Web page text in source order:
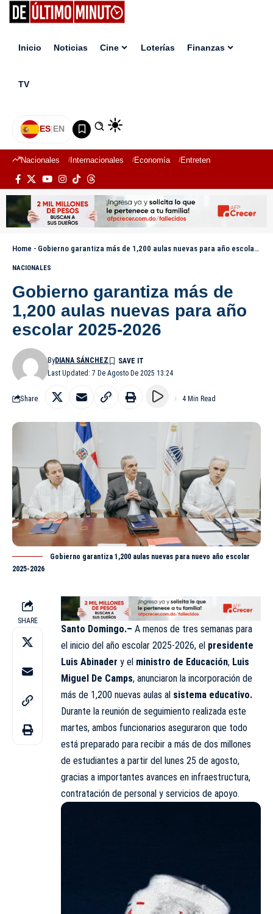
Inicio Noticias Cine Loterías Finanzas
TV
ES|EN
Nacionales Internacionales Economía Entretenimiento
Home - Gobierno garantiza más de 1,200 aulas nuevas para año escolar 2025-2026
NACIONALES
Gobierno garantiza más de
1,200 aulas nuevas para año
escolar 2025-2026
Last Updated: 7 De Agosto De 2025 13:24
ByDIANA SÁNCHEZ
Share 4 Min Read
Gobierno garantiza 1,200 aulas nuevas para nuevo año escolar
2025-2026
SHARE
Santo Domingo.– A menos de tres semanas para
el inicio del año escolar 2025-2026, el presidente
Luis Abinader y el ministro de Educación, Luis
Miguel De Camps, anunciaron la incorporación de
más de 1,200 nuevas aulas al sistema educativo.
Durante la reunión de seguimiento realizada este
martes, ambos funcionarios aseguraron que todo
está preparado para recibir a más de dos millones
de estudiantes a partir del lunes 25 de agosto,
gracias a importantes avances en infraestructura,
contratación de personal y servicios de apoyo.